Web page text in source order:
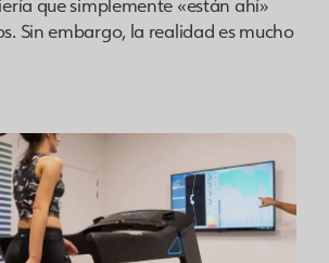
Sin embargo, la realidad es mucho